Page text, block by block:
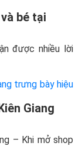
bé tại
được nhiều lời
Giang
– Khi mở shop